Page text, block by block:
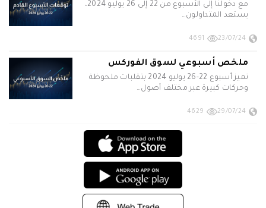
مع دخولنا إلى الأسبوع من 22 إلى 26 يوليو 2024،
يستعد المتداولون…
23/07/24
4691
ملخص أسبوعي لسوق الفوركس
تميز أسبوع 22-26 يوليو 2024 بتقلبات ملحوظة
وحركات كبيرة عبر مختلف أصول…
29/07/24
4629